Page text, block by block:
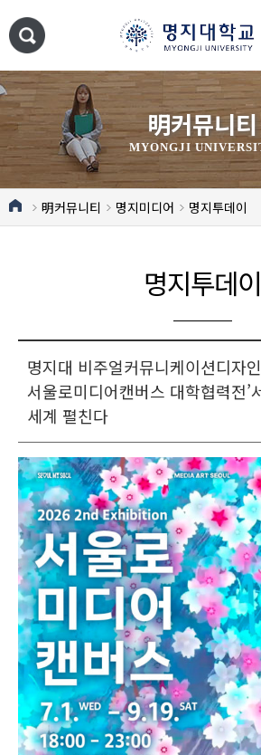
明커뮤니티
MYONGJI
明커뮤니티 명지미디어 명지투데이
명지투데이
명지대 비주얼커뮤니케이션디자
서울로미디어캔버스 대학협력전’
세계 펼친다